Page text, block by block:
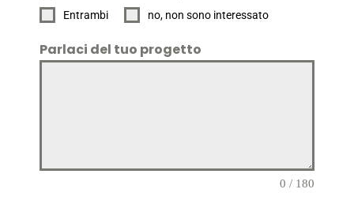
Entrambi
no, non sono interessato
Parlaci del tuo progetto
0 / 180